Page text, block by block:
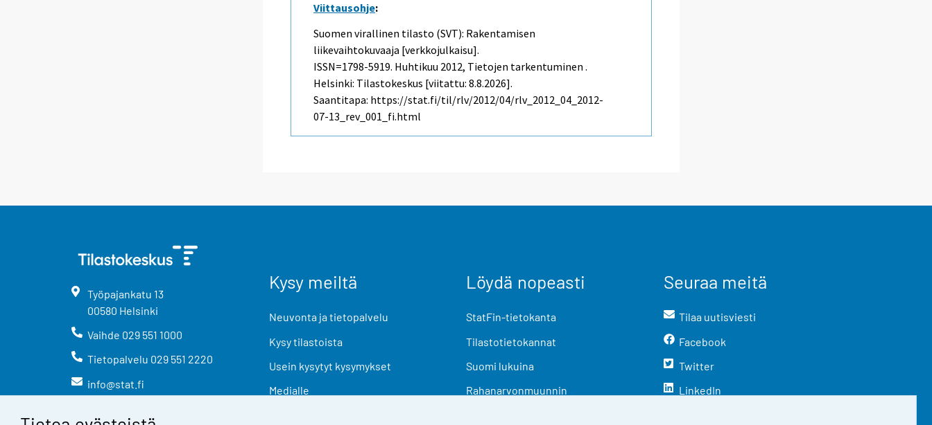
Viittausohje:
Suomen virallinen tilasto (SVT): Rakentamisen
liikevaihtokuvaaja [verkkojulkaisu].
ISSN=1798-5919. Huhtikuu 2012, Tietojen tarkentuminen .
Helsinki: Tilastokeskus [viitattu: 8.8.2026].
Saantitapa: https://stat.fi/til/rlv/2012/04/rlv_2012_04_2012-
07-13_rev_001_fi.html
Työpajankatu 13
00580 Helsinki
Vaihde 029 551 1000
Tietopalvelu 029 551 2220
info@stat.fi
Kysy meiltä
Neuvonta ja tietopalvelu
Kysy tilastoista
Usein kysytyt kysymykset
Medialle
Löydä nopeasti
StatFin-tietokanta
Tilastotietokannat
Suomi lukuina
Rahanarvonmuunnin
Seuraa meitä
Tilaa uutisviesti
Facebook
Twitter
LinkedIn